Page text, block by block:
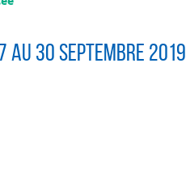
au 30 septembre 2019